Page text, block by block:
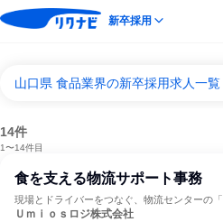
新卒採用
山口県 食品業界の新卒採用求人一覧
14件
1〜14件目
食を支える物流サポート事務
現場とドライバーをつなぐ、物流センターの「
Ｕｍｉｏｓロジ株式会社